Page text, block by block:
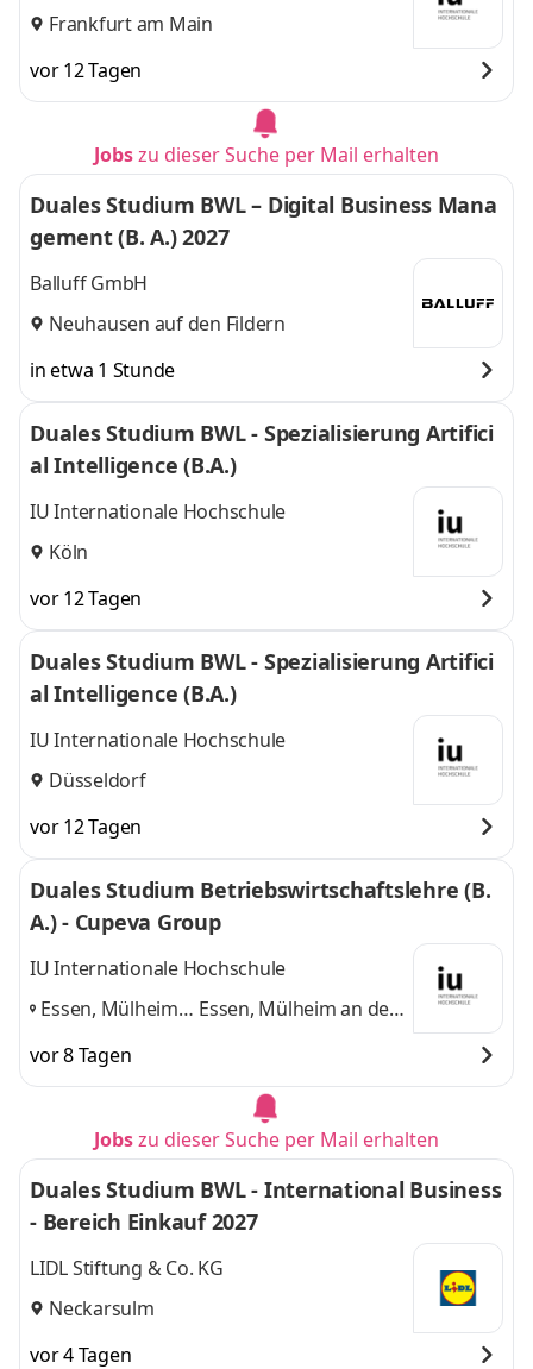
Frankfurt am Main
vor 12 Tagen
Jobszu dieser Suche per Mail erhalten
Duales Studium BWL – Digital Business Mana
gement (B. A.) 2027
Balluff GmbH
Neuhausen auf den Fildern
in etwa 1 Stunde
Duales Studium BWL - Spezialisierung Artifici
al Intelligence (B.A.)
IU Internationale Hochschule
Köln
vor 12 Tagen
Duales Studium BWL - Spezialisierung Artifici
al Intelligence (B.A.)
IU Internationale Hochschule
Düsseldorf
vor 12 Tagen
Duales Studium Betriebswirtschaftslehre (B.
A.) - Cupeva Group
IU Internationale Hochschule
Essen, Mülheim
Dortmund
Essen, Mülheim an der
vor 8 Tagen
Jobszu dieser Suche per Mail erhalten
Duales Studium BWL - International Business
- Bereich Einkauf 2027
LIDL Stiftung & Co. KG
Neckarsulm
vor 4 Tagen